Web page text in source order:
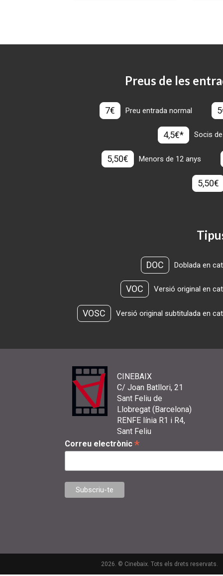
Preus de les
7€ Preu entrada normal
4,5€* Socis
5,50€ Menors de 12 anys
5,50€
DOC Doblada en
VOC Versió original en
VOSC Versió original subtitulada en
CINEBAIX
C/ Joan Batllori, 21
Sant Feliu de
Llobregat (Barcelona)
RENFE línia R1 i R4,
Sant Feliu
Correu electrònic *
2026. © Cinebaix. Tots els drets reservats.